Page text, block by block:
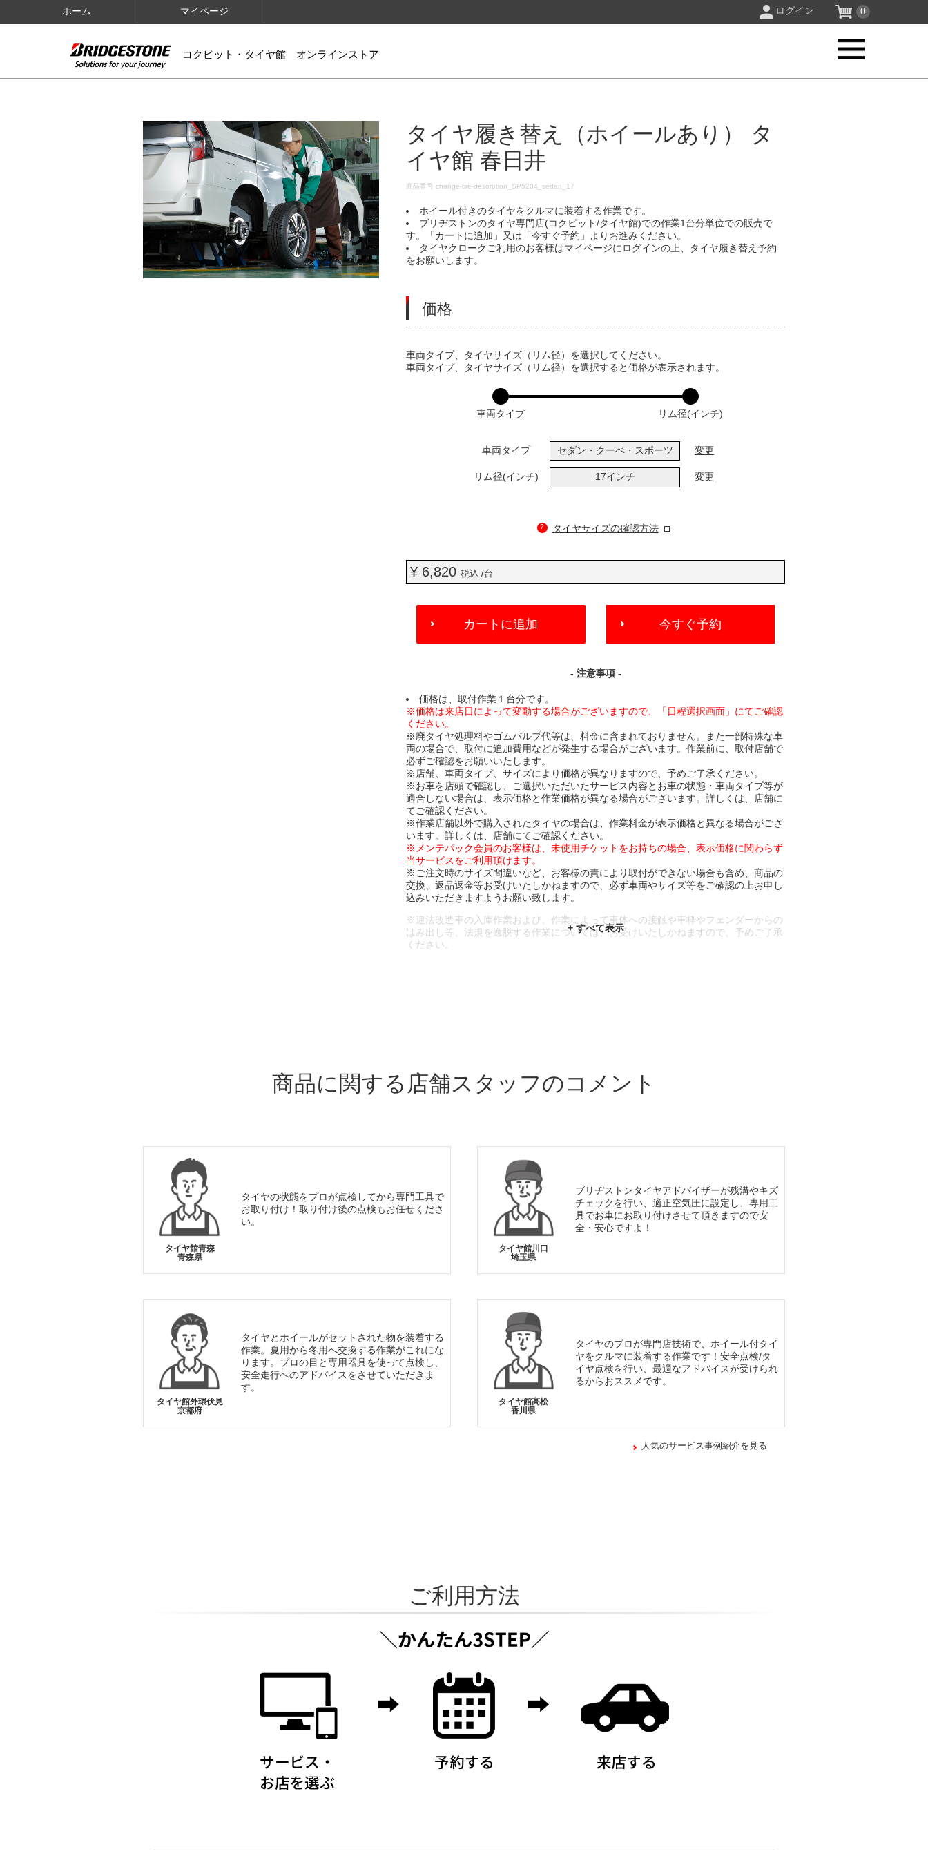
ホーム マイページ ログイン 0
コクピット・タイヤ館 オンラインストア
IMAGES
タイヤ履き替え（ホイールあり） タ
イヤ館 春日井
DETAILS
商品番号change-tire-desorption_SP5204_sedan_17
ホイール付きのタイヤをクルマに装着する作業です。
ブリヂストンのタイヤ専門店(コクピット/タイヤ館)での作業1台分単位での販売で
す。「カートに追加」又は「今すぐ予約」よりお進みください。
タイヤクロークご利用のお客様はマイページにログインの上、タイヤ履き替え予約
をお願いします。
価格
VARIATIONS
車両タイプ、タイヤサイズ（リム径）を選択してください。
車両タイプ、タイヤサイズ（リム径）を選択すると価格が表示されます。
車両タイプ リム径(インチ)
車両タイプ セダン・クーペ・スポーツ 変更
リム径(インチ) 17インチ 変更
? タイヤサイズの確認方法
¥ 6,820税込 /台
ADD
CART
カートに追加 今すぐ予約
- 注意事項 -
価格は、取付作業１台分です。
※価格は来店日によって変動する場合がございますので、「日程選択画面」にてご確認
ください。
※廃タイヤ処理料やゴムバルブ代等は、料金に含まれておりません。また一部特殊な車
両の場合で、取付に追加費用などが発生する場合がございます。作業前に、取付店舗で
必ずご確認をお願いいたします。
※店舗、車両タイプ、サイズにより価格が異なりますので、予めご了承ください。
※お車を店頭で確認し、ご選択いただいたサービス内容とお車の状態・車両タイプ等が
適合しない場合は、表示価格と作業価格が異なる場合がございます。詳しくは、店舗に
てご確認ください。
※作業店舗以外で購入されたタイヤの場合は、作業料金が表示価格と異なる場合がござ
います。詳しくは、店舗にてご確認ください。
※メンテパック会員のお客様は、未使用チケットをお持ちの場合、表示価格に関わらず
当サービスをご利用頂けます。
※ご注文時のサイズ間違いなど、お客様の責により取付ができない場合も含め、商品の
交換、返品返金等お受けいたしかねますので、必ず車両やサイズ等をご確認の上お申し
込みいただきますようお願い致します。
※違法改造車の入庫作業および、作業によって車体への接触や車枠やフェンダーからの
はみ出し等、法規を逸脱する作業については、お受けいたしかねますので、予めご了承
ください。
商品に関する店舗スタッフのコメント
タイヤ館青森
青森県
タイヤの状態をプロが点検してから専門工具で
お取り付け！取り付け後の点検もお任せくださ
い。
タイヤ館川口
埼玉県
ブリヂストンタイヤアドバイザーが残溝やキズ
チェックを行い、適正空気圧に設定し、専用工
具でお車にお取り付けさせて頂きますので安
全・安心ですよ！
タイヤ館外環伏見
京都府
タイヤとホイールがセットされた物を装着する
作業。夏用から冬用へ交換する作業がこれにな
ります。プロの目と専用器具を使って点検し、
安全走行へのアドバイスをさせていただきま
す。
タイヤ館高松
香川県
タイヤのプロが専門店技術で、ホイール付タイ
ヤをクルマに装着する作業です！安全点検/タ
イヤ点検を行い、最適なアドバイスが受けられ
るからおススメです。
人気のサービス事例紹介を見る
ご利用方法